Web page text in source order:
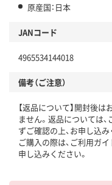
原産国：日本
JANコード
4965534144018
備考（ご注意）
【返品について】開封後
ません。返品については、
ずご確認の上、お申し込み
ご購入の際は、ご利用ガイ
申し込みください。